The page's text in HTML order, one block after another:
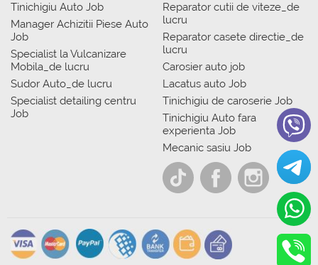
Tinichigiu Auto Job
Manager Achizitii Piese Auto
Job
Specialist la Vulcanizare
Mobila_de lucru
Sudor Auto_de lucru
Specialist detailing centru
Job
Reparator cutii de viteze_de
lucru
Reparator casete directie_de
lucru
Carosier auto job
Lacatus auto Job
Tinichigiu de caroserie Job
Tinichigiu Auto fara
experienta Job
Mecanic sasiu Job